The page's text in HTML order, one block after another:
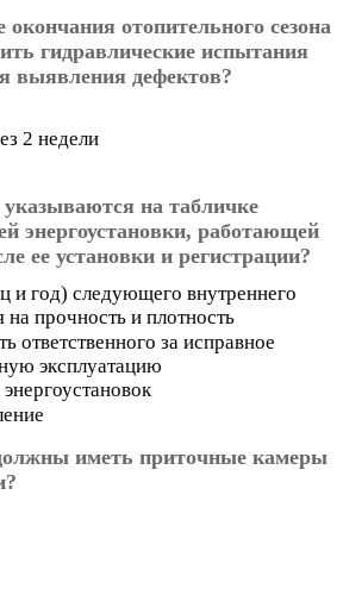
отопительного сезона
гидравлические испытания
выявления дефектов?
2 недели
на табличке
энергоустановки, работающей
ее установки и регистрации?
и год) следующего внутреннего
прочность и плотность
ответственного за исправное
эксплуатацию
иметь приточные камеры